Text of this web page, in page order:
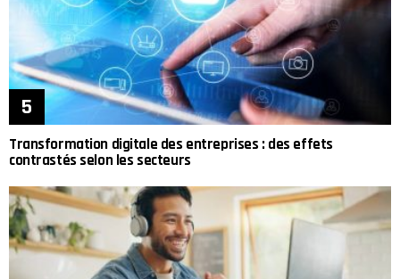
Transformation digitale des entreprises : des effets
contrastés selon les secteurs